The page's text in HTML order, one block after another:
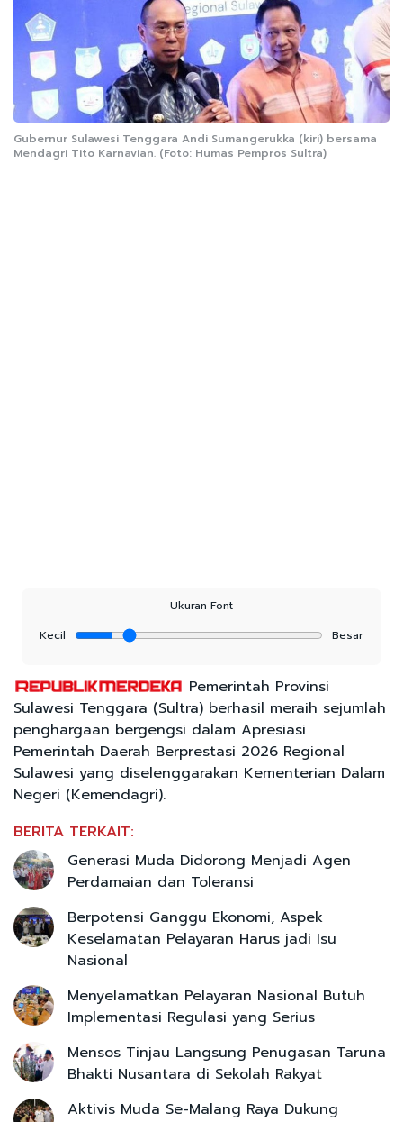
Gubernur Sulawesi Tenggara Andi Sumangerukka (kiri) bersama
Mendagri Tito Karnavian. (Foto: Humas Pempros Sultra)
Ukuran Font
Kecil
Besar
Pemerintah Provinsi
Sulawesi Tenggara (Sultra) berhasil meraih sejumlah
penghargaan bergengsi dalam Apresiasi
Pemerintah Daerah Berprestasi 2026 Regional
Sulawesi yang diselenggarakan Kementerian Dalam
Negeri (Kemendagri).
BERITA TERKAIT:
Generasi Muda Didorong Menjadi Agen
Perdamaian dan Toleransi
Berpotensi Ganggu Ekonomi, Aspek
Keselamatan Pelayaran Harus jadi Isu
Nasional
Menyelamatkan Pelayaran Nasional Butuh
Implementasi Regulasi yang Serius
Mensos Tinjau Langsung Penugasan Taruna
Bhakti Nusantara di Sekolah Rakyat
Aktivis Muda Se-Malang Raya Dukung